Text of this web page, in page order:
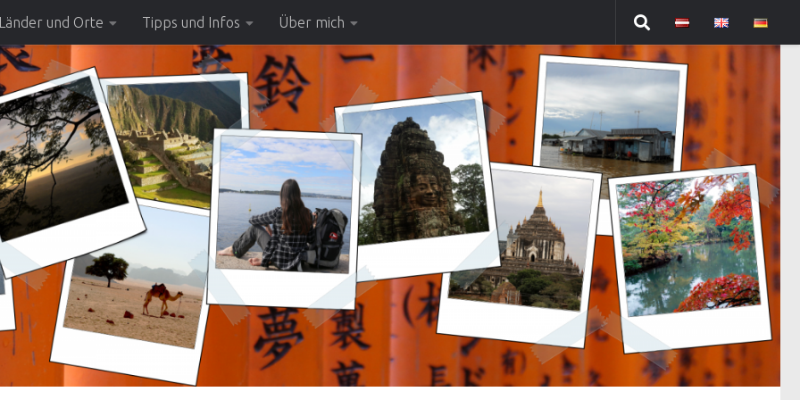
Länder und Orte Tipps und Infos Über mich